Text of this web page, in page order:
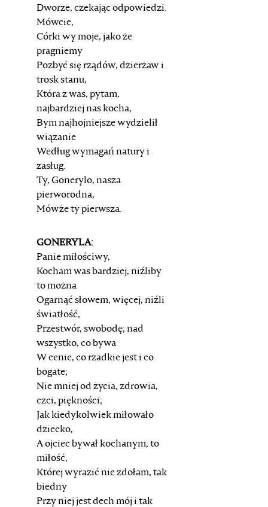
Dworze, czekając odpowiedzi.
Mówcie,
Córki wy moje, jako że
pragniemy
Pozbyć się rządów, dzierżaw i
trosk stanu,
Która z was, pytam,
najbardziej nas kocha,
Bym najhojniejsze wydzielił
wiązanie
Według wymagań natury i
zasług.
Ty, Gonerylo, nasza
pierworodna,
Mówże ty pierwsza.
GONERYLA:
Panie miłościwy,
Kocham was bardziej, niźliby
to można
Ogarnąć słowem, więcej, niźli
światłość,
Przestwór, swobodę; nad
wszystko, co bywa
W cenie, co rzadkie jest i co
bogate;
Nie mniej od życia, zdrowia,
czci, piękności;
Jak kiedykolwiek miłowało
dziecko,
A ojciec bywał kochanym; to
miłość,
Której wyrazić nie zdołam, tak
biedny
Przy niej jest dech mój i tak